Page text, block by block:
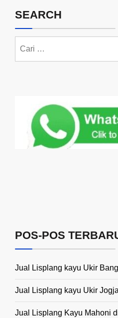
SEARCH
POS-POS
Jual Lisplang kayu Ukir
Jual Lisplang kayu Ukir
Jual Lisplang Kayu Mahoni